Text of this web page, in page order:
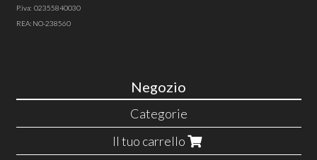
P.iva: 02355840030
REA: NO-238560
Negozio
Categorie
Il tuo carrello